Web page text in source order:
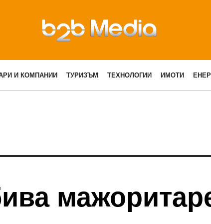
И КОМПАНИИ ТУРИЗЪМ ТЕХНОЛОГИИ ИМОТИ